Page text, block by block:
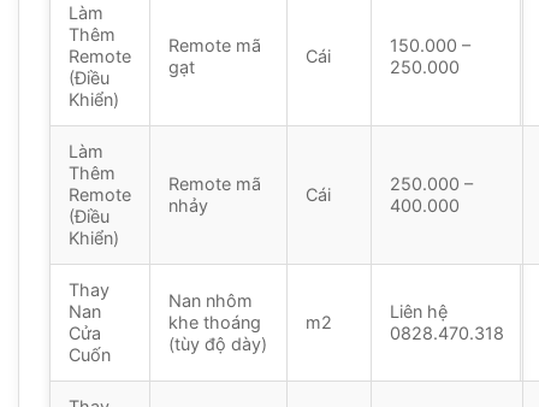
Làm
Thêm
Remote
(Điều
Khiển)
Remote mã
gạt
Cái
150.000 –
250.000
Làm
Thêm
Remote
(Điều
Khiển)
Remote mã
nhảy
Cái
250.000 –
400.000
Thay
Nan
Cửa
Cuốn
Nan nhôm
khe thoáng
(tùy độ dày)
m2
Liên hệ
0828.470.318